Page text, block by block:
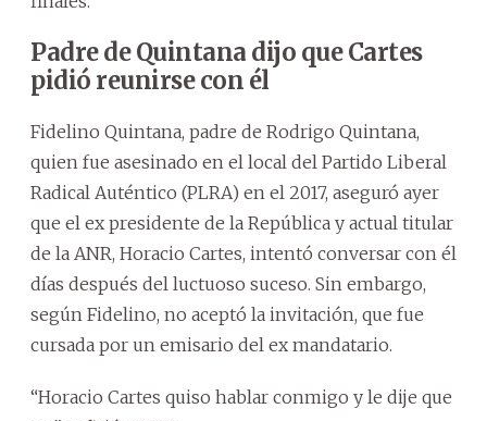
Padre de Quintana dijo que Cartes
pidió reunirse con él
Fidelino Quintana, padre de Rodrigo Quintana,
quien fue asesinado en el local del Partido Liberal
Radical Auténtico (PLRA) en el 2017, aseguró ayer
que el ex presidente de la República y actual titular
de la ANR, Horacio Cartes, intentó conversar con él
días después del luctuoso suceso. Sin embargo,
según Fidelino, no aceptó la invitación, que fue
cursada por un emisario del ex mandatario.
“Horacio Cartes quiso hablar conmigo y le dije que